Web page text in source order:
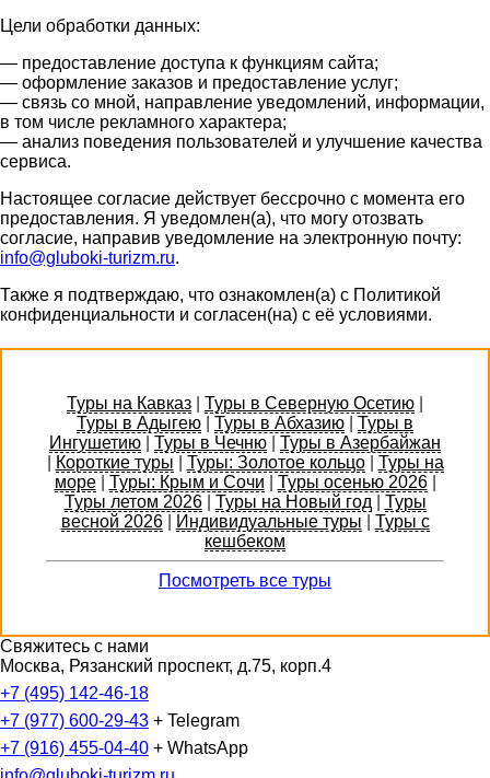
Цели обработки данных:
— предоставление доступа к функциям сайта;
— оформление заказов и предоставление услуг;
— связь со мной, направление уведомлений, информации,
в том числе рекламного характера;
— анализ поведения пользователей и улучшение качества
сервиса.
Настоящее согласие действует бессрочно с момента его
предоставления. Я уведомлен(а), что могу отозвать
согласие, направив уведомление на электронную почту:
info@gluboki-turizm.ru.
Также я подтверждаю, что ознакомлен(а) с Политикой
конфиденциальности и согласен(на) с её условиями.
Туры на Кавказ Туры в Северную Осетию
Туры в Адыгею
Туры в Абхазию
Туры в
Ингушетию
Туры в Чечню
Туры в Азербайжан
Короткие туры Туры: Золотое кольцо| Туры на
море| Туры: Крым и Сочи Туры осенью 2026|
Туры летом 2026| Туры на Новый год
Туры
весной 2026| Индивидуальные туры
Туры с
кешбеком
Посмотреть все туры
Свяжитесь с нами
Москва, Рязанский проспект, д.75, корп.4
+7 (495) 142-46-18
+7 (977) 600-29-43 + Telegram
+7 (916) 455-04-40 + WhatsApp